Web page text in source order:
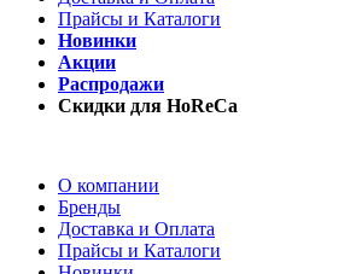
Прайсы и Каталоги
Новинки
Акции
Распродажи
Скидки для HoReCa
О компании
Бренды
Доставка и Оплата
Прайсы и Каталоги